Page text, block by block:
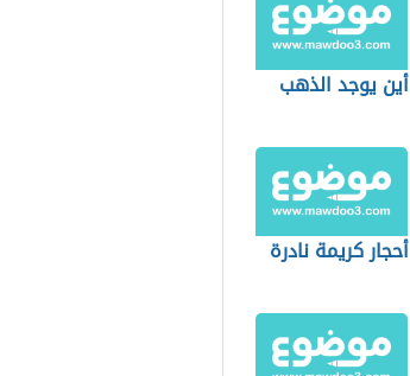
أين يوجد الذهب
أحجار كريمة نادرة